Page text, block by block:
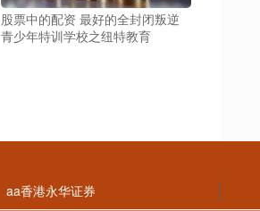
股票中的配资 最好的全封闭叛逆
青少年特训学校之纽特教育
aa香港永华证券